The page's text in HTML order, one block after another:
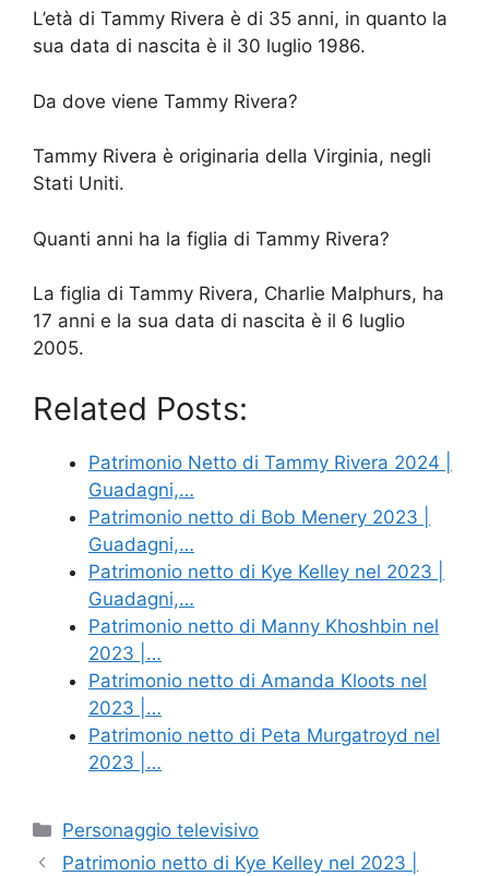
L’età di Tammy Rivera è di 35 anni, in quanto la
sua data di nascita è il 30 luglio 1986.
Da dove viene Tammy Rivera?
Tammy Rivera è originaria della Virginia, negli
Stati Uniti.
Quanti anni ha la figlia di Tammy Rivera?
La figlia di Tammy Rivera, Charlie Malphurs, ha
17 anni e la sua data di nascita è il 6 luglio
2005.
Related Posts:
Patrimonio Netto di Tammy Rivera 2024 |
Guadagni,…
Patrimonio netto di Bob Menery 2023 |
Guadagni,…
Patrimonio netto di Kye Kelley nel 2023 |
Guadagni,…
Patrimonio netto di Manny Khoshbin nel
2023 |…
Patrimonio netto di Amanda Kloots nel
2023 |…
Patrimonio netto di Peta Murgatroyd nel
2023 |…
Categories
Personaggio televisivo
Patrimonio netto di Kye Kelley nel 2023 |